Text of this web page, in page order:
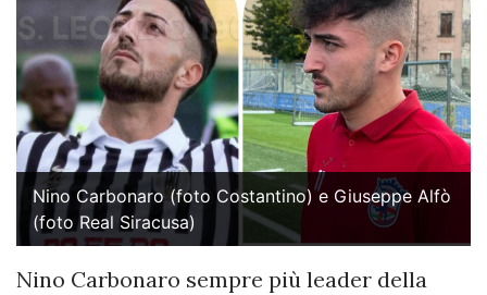
Nino Carbonaro (foto Costantino) e Giuseppe Alfò
(foto Real Siracusa)
Nino Carbonaro sempre più leader della